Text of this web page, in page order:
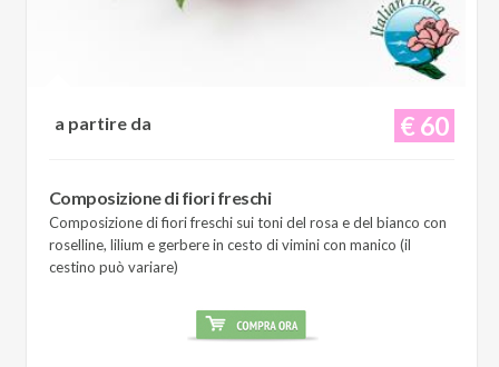
€ 60
a partire da
Composizione di fiori freschi
Composizione di fiori freschi sui toni del rosa e del bianco con
roselline, lilium e gerbere in cesto di vimini con manico (il
cestino può variare)